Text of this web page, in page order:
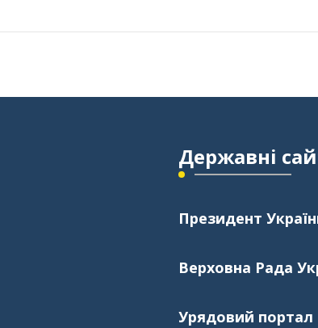
Державні
Президент
Верховна Рада
Урядовий портал